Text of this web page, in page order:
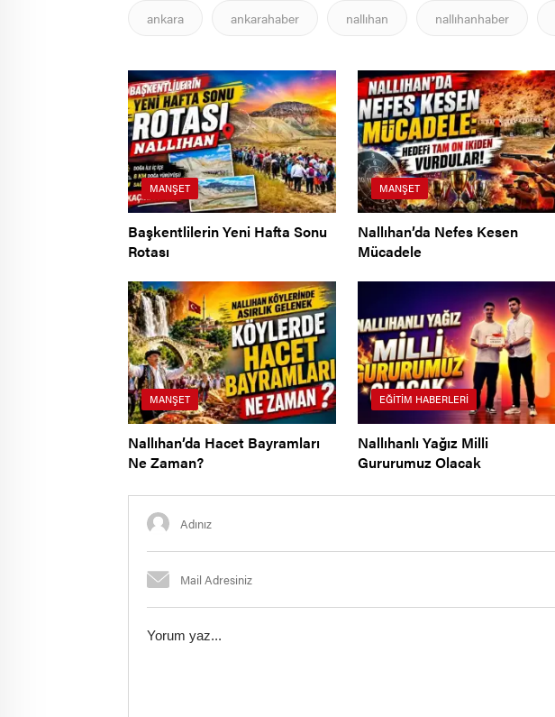
ankara ankarahaber nallıhan nallıhanhaber
MANŞET
Başkentlilerin Yeni Hafta Sonu
Rotası
MANŞET
Nallıhan’da Nefes Kesen
Mücadele
MANŞET
Nallıhan’da Hacet Bayramları
Ne Zaman?
EĞITIM HABERLERI
Nallıhanlı Yağız Milli
Gururumuz Olacak